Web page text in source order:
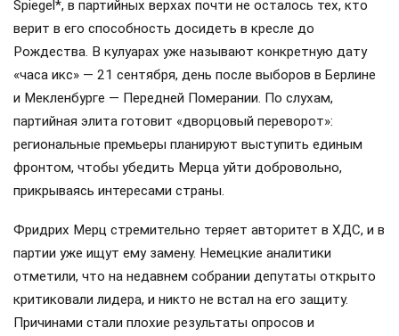
Spiegel*, в партийных верхах почти не осталось тех, кто
верит в его способность досидеть в кресле до
Рождества. В кулуарах уже называют конкретную дату
«часа икс» — 21 сентября, день после выборов в Берлине
и Мекленбурге — Передней Померании. По слухам,
партийная элита готовит «дворцовый переворот»:
региональные премьеры планируют выступить единым
фронтом, чтобы убедить Мерца уйти добровольно,
прикрываясь интересами страны.
Фридрих Мерц стремительно теряет авторитет в ХДС, и в
партии уже ищут ему замену. Немецкие аналитики
отметили, что на недавнем собрании депутаты открыто
критиковали лидера, и никто не встал на его защиту.
Причинами стали плохие результаты опросов и